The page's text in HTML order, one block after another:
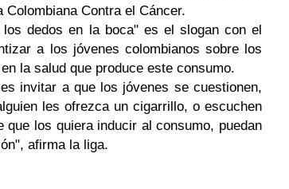
Colombiana Contra el Cáncer.
dedos en la boca" es el slogan con el
a los jóvenes colombianos sobre los
la salud que produce este consumo.
invitar a que los jóvenes se cuestionen,
les ofrezca un cigarrillo, o escuchen
que los quiera inducir al consumo, puedan
afirma la liga.